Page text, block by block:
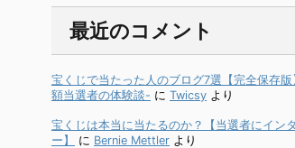
最近のコメント
宝くじで当たった人のブログ7選【完全保存
額当選者の体験談- に Twicsy より
宝くじは本当に当たるのか？【当選者にイン
ー】
に Bernie Mettler より